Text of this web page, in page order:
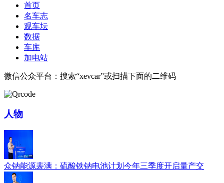
首页
名车志
观车坛
数据
车库
加电站
微信公众平台：搜索“xevcar”或扫描下面的二维码
人物
众钠能源裴满：硫酸铁钠电池计划今年三季度开启量产交